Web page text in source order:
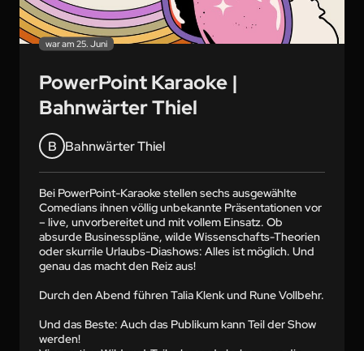
war am 25. Juni
PowerPoint Karaoke |
Bahnwärter Thiel
B Bahnwärter Thiel
Bei PowerPoint-Karaoke stellen sechs ausgewählte
Comedians ihnen völlig unbekannte Präsentationen vor
– live, unvorbereitet und mit vollem Einsatz. Ob
absurde Businesspläne, wilde Wissenschafts-Theorien
oder skurrile Urlaubs-Diashows: Alles ist möglich. Und
genau das macht den Reiz aus!
Durch den Abend führen Talia Klenk und Rune Vollbehr.
Und das Beste: Auch das Publikum kann Teil der Show
werden!